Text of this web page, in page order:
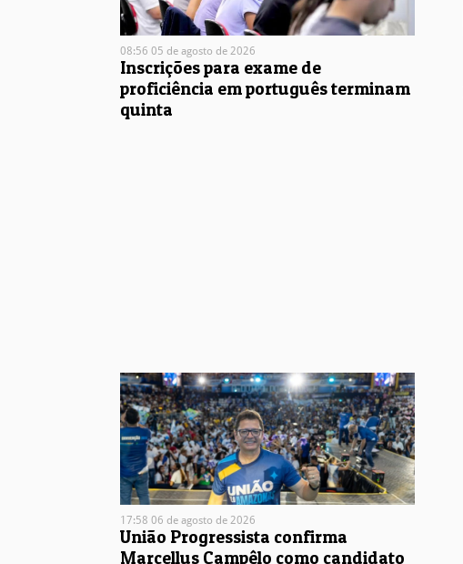
08:56 05 de agosto de 2026
Inscrições para exame de
proficiência em português terminam
quinta
17:58 06 de agosto de 2026
União Progressista confirma
Marcellus Campêlo como candidato